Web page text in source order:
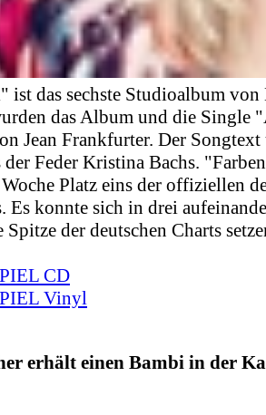
ist das sechste Studioalbum von
das Album und die Single
Jean Frankfurter. Der
der Feder Kristina Bachs.
Platz eins der offiziellen
Es konnte sich in drei
Spitze der deutschen Charts
CD
Vinyl
erhält einen Bambi in der